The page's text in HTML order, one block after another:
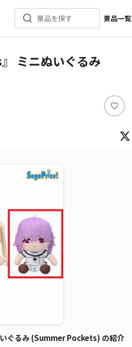
景品を探す
景品一覧
新着景品
ミニぬいぐるみ
い
ね
ぐるみ (Summer Pockets) の紹介